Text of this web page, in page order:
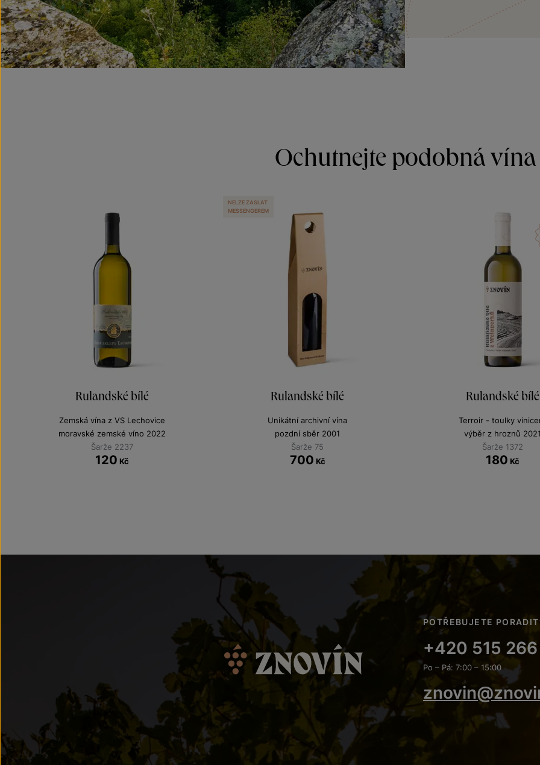
Ochutnejte podobná vína
Rulandské bílé
Zemská vína z VS Lechovice
moravské zemské víno 2022
Šarže 2237
120 Kč
Rulandské bílé
Unikátní archivní vína
pozdní sběr 2001
Šarže 75
700 Kč
NELZE ZASLAT
MESSENGEREM
Rulandské bílé
Terroir - toulky
výběr z hroznů
Šarže 1372
180 Kč
POTŘEBUJETE
+420 515
Po – Pá: 7:00 – 15:00